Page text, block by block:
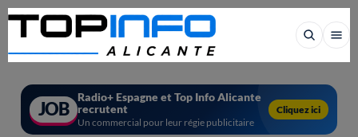
JOB
Radio+ Espagne et Top Info Alicante
recrutent
Un commercial pour leur régie publicitaire
Cliquez ici